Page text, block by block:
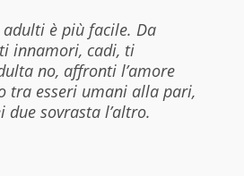
adulti è più facile. Da
innamori, cadi, ti
no, affronti l’amore
tra esseri umani alla pari,
due sovrasta l’altro.